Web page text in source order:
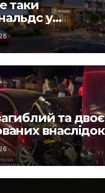
таки
у
(Фото)
та двоє
внаслідок